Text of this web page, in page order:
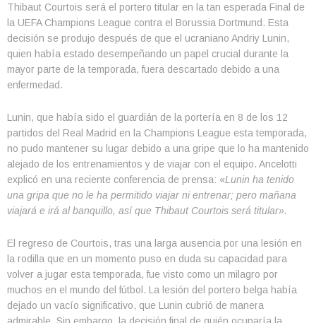
Thibaut Courtois será el portero titular en la tan esperada Final de
la UEFA Champions League contra el Borussia Dortmund. Esta
decisión se produjo después de que el ucraniano Andriy Lunin,
quien había estado desempeñando un papel crucial durante la
mayor parte de la temporada, fuera descartado debido a una
enfermedad.
Lunin, que había sido el guardián de la portería en 8 de los 12
partidos del Real Madrid en la Champions League esta temporada,
no pudo mantener su lugar debido a una gripe que lo ha mantenido
alejado de los entrenamientos y de viajar con el equipo. Ancelotti
explicó en una reciente conferencia de prensa: «Lunin ha tenido
una gripa que no le ha permitido viajar ni entrenar; pero mañana
viajará e irá al banquillo, así que Thibaut Courtois será titular».
El regreso de Courtois, tras una larga ausencia por una lesión en
la rodilla que en un momento puso en duda su capacidad para
volver a jugar esta temporada, fue visto como un milagro por
muchos en el mundo del fútbol. La lesión del portero belga había
dejado un vacío significativo, que Lunin cubrió de manera
admirable. Sin embargo, la decisión final de quién ocuparía la